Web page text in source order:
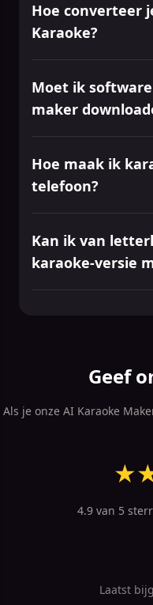
Hoe converteer
Karaoke?
Moet ik
maker
Hoe maak ik
telefoon?
Kan ik van
karaoke-versie
Geef
Als je onze AI Karaoke
★
4.9 van 5
Laatst